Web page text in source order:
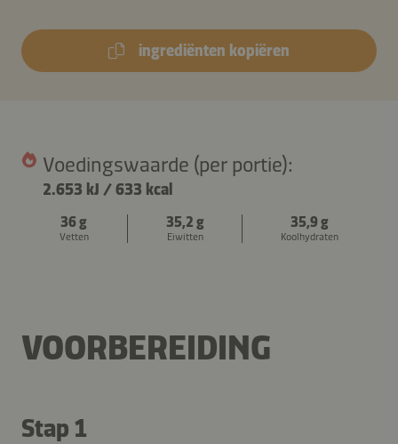
ingrediënten kopiëren
Voedingswaarde (per portie):
2.653 kJ /633 kcal
36 g
Vetten
35,2 g
Eiwitten
35,9 g
Koolhydraten
VOORBEREIDING
Stap 1